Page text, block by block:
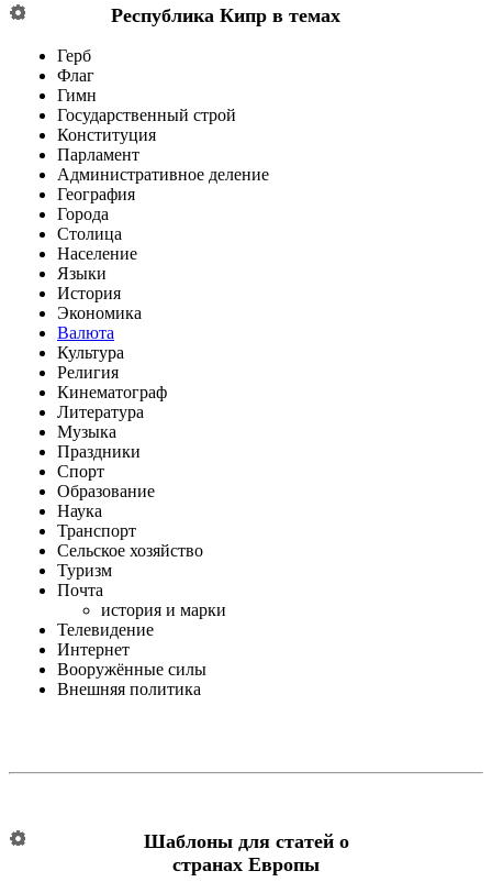
Республика Кипрв темах
Герб
Флаг
Гимн
Государственный строй
Конституция
Парламент
Административное деление
География
Города
Столица
Население
Языки
История
Экономика
Валюта
Культура
Религия
Кинематограф
Литература
Музыка
Праздники
Спорт
Образование
Наука
Транспорт
Сельское хозяйство
Туризм
Почта
история и марки
Телевидение
Интернет
Вооружённые силы
Внешняя политика
Шаблоны для статей о
странах Европы